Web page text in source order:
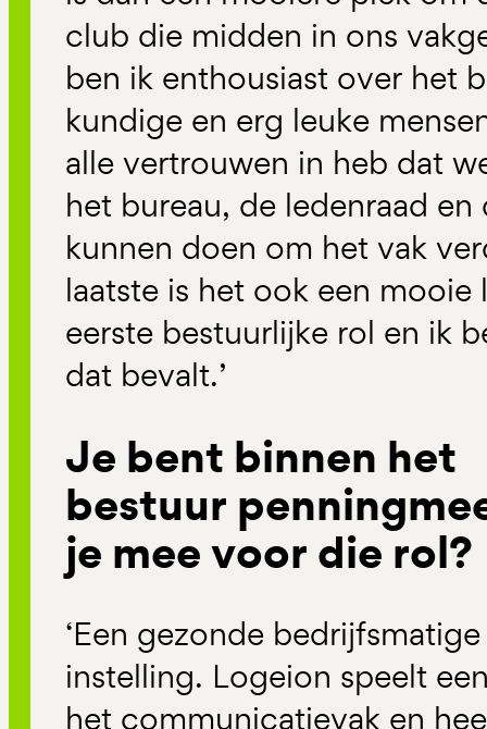
club die midden in ons
ben ik enthousiast over het
kundige en erg leuke
alle vertrouwen in heb dat
het bureau, de ledenraad
kunnen doen om het vak
laatste is het ook een
eerste bestuurlijke rol en ik
dat bevalt.’
Je bent binnen het
bestuur
je mee voor die rol?
‘Een gezonde
instelling. Logeion speelt
het communicatievak en